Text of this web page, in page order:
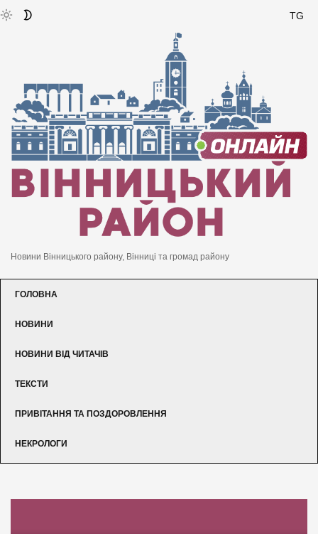
TG
Новини Вінницького району, Вінниці та громад району
ГОЛОВНА
НОВИНИ
НОВИНИ ВІД ЧИТАЧІВ
ТЕКСТИ
ПРИВІТАННЯ ТА ПОЗДОРОВЛЕННЯ
НЕКРОЛОГИ